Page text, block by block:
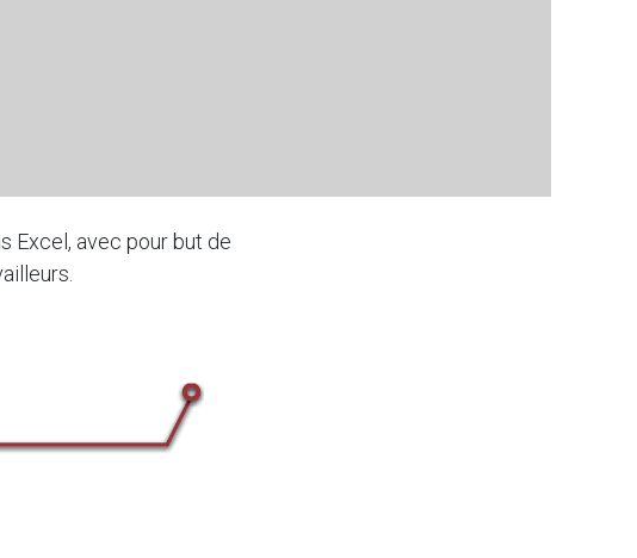
Excel, avec pour but de